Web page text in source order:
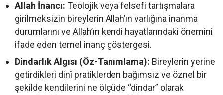
Allah İnancı: Teolojik veya felsefi tartışmalara
girilmeksizin bireylerin Allah’ın varlığına inanma
durumlarını ve Allah’ın kendi hayatlarındaki önemini
ifade eden temel inanç göstergesi.
Dindarlık Algısı (Öz-Tanımlama): Bireylerin yerine
getirdikleri dinî pratiklerden bağımsız ve öznel bir
şekilde kendilerini ne ölçüde “dindar” olarak